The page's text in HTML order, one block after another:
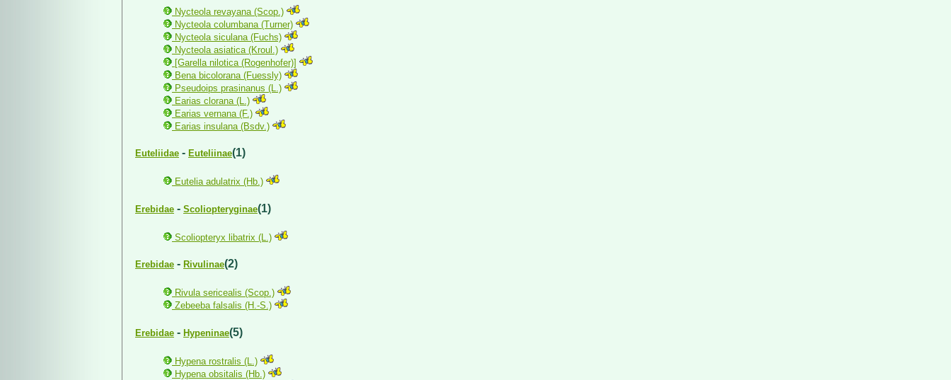
Nycteola revayana (Scop.)
Nycteola columbana (Turner)
Nycteola siculana (Fuchs)
Nycteola asiatica (Kroul.)
[Garella nilotica (Rogenhofer)]
Bena bicolorana (Fuessly)
Pseudoips prasinanus (L.)
Earias clorana (L.)
Earias vernana (F.)
Earias insulana (Bsdv.)
Euteliidae - Euteliinae(1)
Eutelia adulatrix (Hb.)
Erebidae - Scoliopteryginae(1)
Scoliopteryx libatrix (L.)
Erebidae - Rivulinae(2)
Rivula sericealis (Scop.)
Zebeeba falsalis (H.-S.)
Erebidae - Hypeninae(5)
Hypena rostralis (L.)
Hypena obsitalis (Hb.)